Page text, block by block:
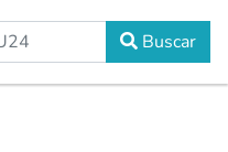
Buscar